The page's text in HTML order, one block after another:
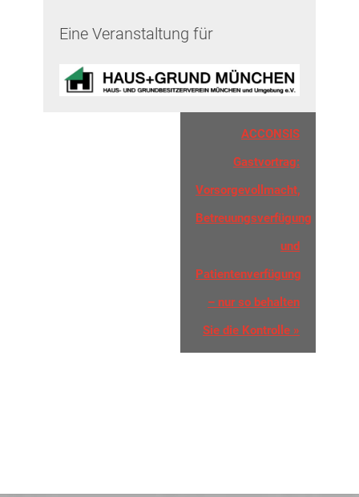
Eine Veranstaltung für
ACCONSIS
Gastvortrag:
Vorsorgevollmacht,
Betreuungsverfügung
und
Patientenverfügung
– nur so behalten
Sie die Kontrolle »